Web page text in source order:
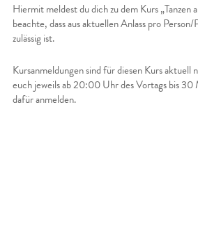
Hiermit meldest du dich zu dem Kurs „Tanzen
beachte, dass aus aktuellen Anlass pro
zulässig ist.
Kursanmeldungen sind für diesen Kurs
euch jeweils ab 20:00 Uhr des Vortags bis 30
dafür anmelden.